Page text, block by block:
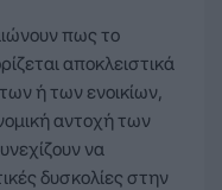
πως το
αποκλειστικά
ή των ενοικίων,
αντοχή των
να
δυσκολίες στην